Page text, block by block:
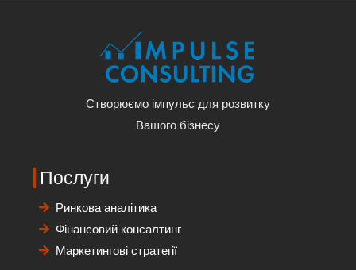
Створюємо імпульс для розвитку
Вашого бізнесу
Послуги
Ринкова аналітика
Фінансовий консалтинг
Маркетингові стратегії